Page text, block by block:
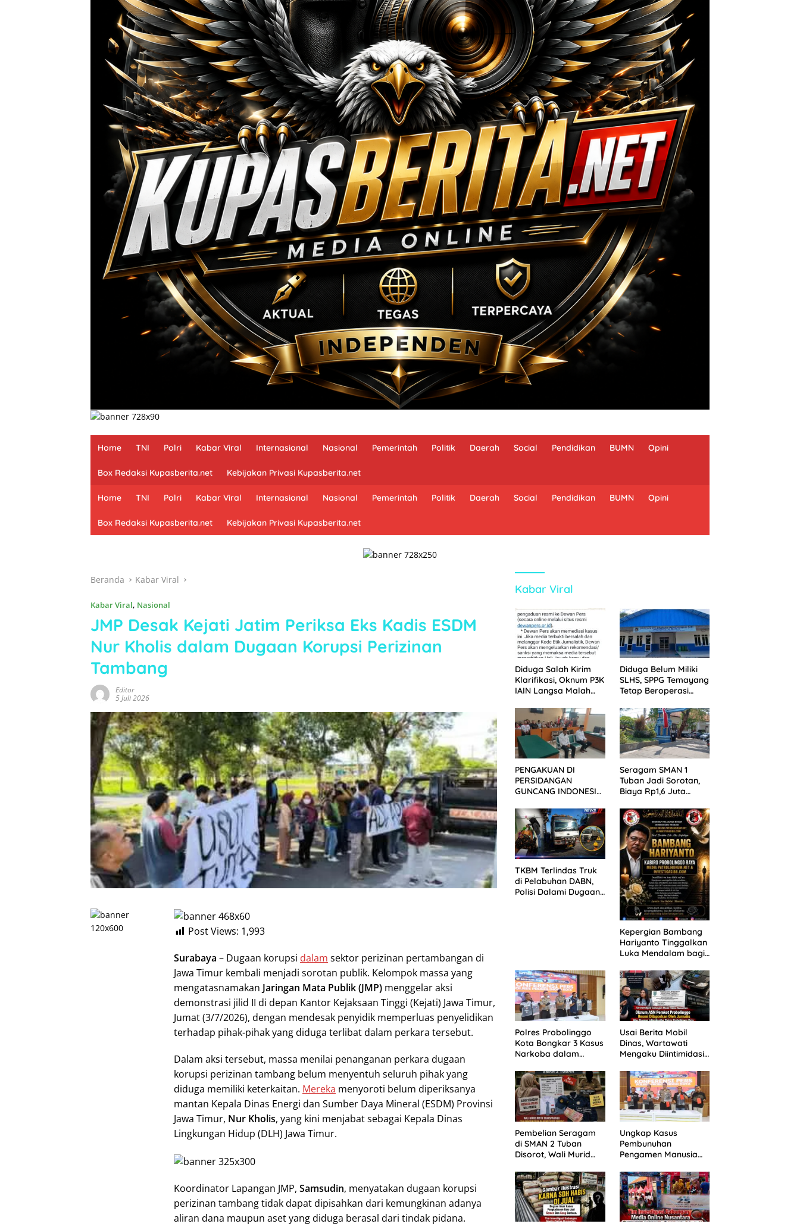
Home TNI Polri Kabar Viral Internasional Nasional Pemerintah Politik Daerah Social Pendidikan BUMN Opini
Box Redaksi Kupasberita.net Kebijakan Privasi Kupasberita.net
Home TNI Polri Kabar Viral Internasional Nasional Pemerintah Politik Daerah Social Pendidikan BUMN Opini
Box Redaksi Kupasberita.net Kebijakan Privasi Kupasberita.net
Beranda Kabar Viral
Kabar Viral, Nasional
JMP Desak Kejati Jatim Periksa Eks Kadis ESDM
Nur Kholis dalam Dugaan Korupsi Perizinan
Tambang
Editor
5 Juli 2026
Post Views: 1,993
Surabaya – Dugaan korupsi dalam sektor perizinan pertambangan di
Jawa Timur kembali menjadi sorotan publik. Kelompok massa yang
mengatasnamakan Jaringan Mata Publik (JMP) menggelar aksi
demonstrasi jilid II di depan Kantor Kejaksaan Tinggi (Kejati) Jawa Timur,
Jumat (3/7/2026), dengan mendesak penyidik memperluas penyelidikan
terhadap pihak-pihak yang diduga terlibat dalam perkara tersebut.
Dalam aksi tersebut, massa menilai penanganan perkara dugaan
korupsi perizinan tambang belum menyentuh seluruh pihak yang
diduga memiliki keterkaitan. Mereka menyoroti belum diperiksanya
mantan Kepala Dinas Energi dan Sumber Daya Mineral (ESDM) Provinsi
Jawa Timur, Nur Kholis, yang kini menjabat sebagai Kepala Dinas
Lingkungan Hidup (DLH) Jawa Timur.
Koordinator Lapangan JMP, Samsudin, menyatakan dugaan korupsi
perizinan tambang tidak dapat dipisahkan dari kemungkinan adanya
aliran dana maupun aset yang diduga berasal dari tindak pidana.
Kabar Viral
Diduga Salah Kirim
Klarifikasi, Oknum P3K
IAIN Langsa Malah
Dewan Pers
Diduga Belum Miliki
SLHS, SPPG Temayang
Tetap Beroperasi
PENGAKUAN DI
PERSIDANGAN
GUNCANG INDONESIA!
DITUNDA, KELUARGA
KORBAN MENGAMUK
DI PN MALANG
Seragam SMAN 1
Tuban Jadi Sorotan,
Biaya Rp1,6 Juta
SPMB 2026
TKBM Terlindas Truk
di Pelabuhan DABN,
Polisi Dalami Dugaan
Kepergian Bambang
Hariyanto Tinggalkan
Luka Mendalam bagi
Patrolihukum.net
Polres Probolinggo
Kota Bongkar 3 Kasus
Narkoba dalam
Sabu Disita
Usai Berita Mobil
Dinas, Wartawati
Mengaku Diintimidasi
Pemkot Probolinggo
dan Tempuh Jalur
Hukum
Pembelian Seragam
di SMAN 2 Tuban
Disorot, Wali Murid
Rp1,6 Juta
Ungkap Kasus
Pembunuhan
Pengamen Manusia
Probolinggo Kota
Tangkap Dua Pelaku